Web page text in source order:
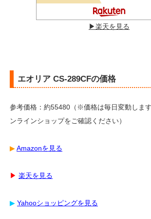
▶︎楽天を見る
エオリア CS-289CFの価格
参考価格：約55480（※価格は毎日変動しま
ンラインショップをご確認ください）
▶︎Amazonを見る
▶︎ 楽天を見る
▶︎ Yahooショッピングを見る